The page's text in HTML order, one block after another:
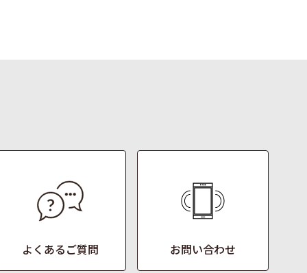
よくあるご質問 お問い合わせ